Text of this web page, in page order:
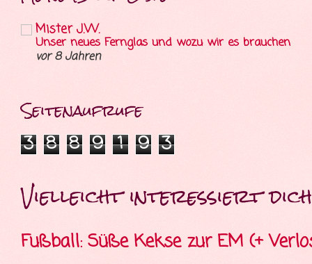
Mister J.W.
Unser neues Fernglas und wozu wir es brauchen
vor 8 Jahren
Seitenaufrufe
3 8 8 9 1 9 3
Vielleicht interessiert dich
Fußball: Süße Kekse zur EM (+